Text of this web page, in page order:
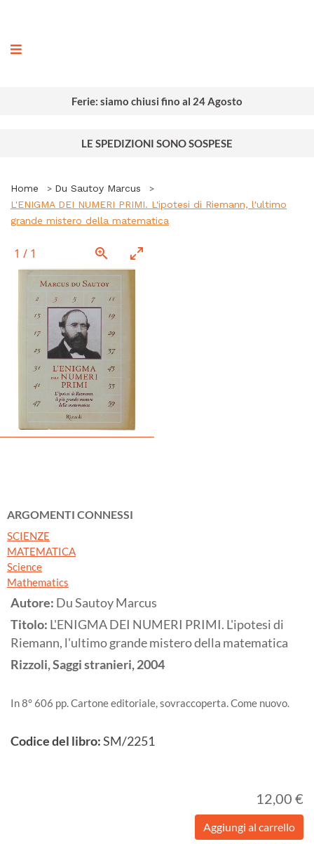
Ferie: siamo chiusi fino al 24 Agosto
LE SPEDIZIONI SONO SOSPESE
Home
Du Sautoy Marcus
L'ENIGMA DEI NUMERI PRIMI. L'ipotesi di Riemann, l'ultimo
grande mistero della matematica
1 / 1
ARGOMENTI CONNESSI
SCIENZE
MATEMATICA
Science
Mathematics
Autore: Du Sautoy Marcus
Titolo: L'ENIGMA DEI NUMERI PRIMI. L'ipotesi di
Riemann, l'ultimo grande mistero della matematica
Rizzoli, Saggi stranieri,2004
In 8° 606 pp. Cartone editoriale, sovraccoperta. Come nuovo.
Codice del libro:SM/2251
12,00 €